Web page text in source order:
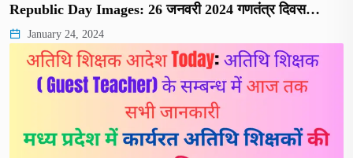
Republic Day Images: 26 जनवरी 2024 गणतंत्र दिवस…
January 24, 2024